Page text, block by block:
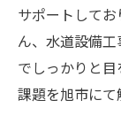
サポートして
ん、水道設備
でしっかりと
課題を旭市にて